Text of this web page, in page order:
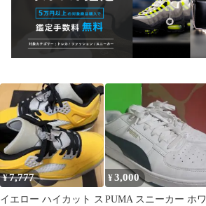
¥7,777
イエロー ハイカット ス
¥3,000
PUMA スニーカー ホワ